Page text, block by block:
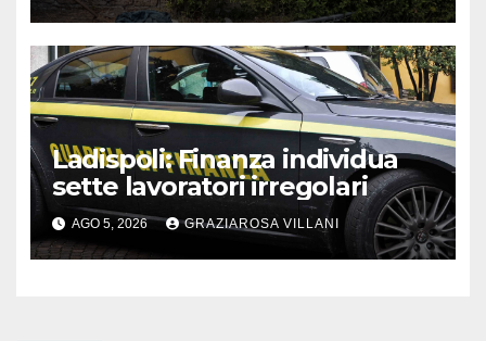
Ladispoli: Finanza individua
sette lavoratori irregolari
AGO 5, 2026 GRAZIAROSA VILLANI